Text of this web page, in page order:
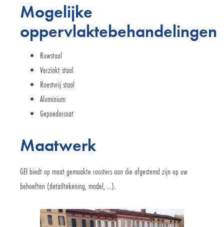
Mogelijke
oppervlaktebehandelingen
Ruwstaal
Verzinkt staal
Roestvrij staal
Aluminium
Gepoedercoat
Maatwerk
GEI biedt op maat gemaakte roosters aan die afgestemd zijn op uw
behoeften (detailtekening, model, ...).